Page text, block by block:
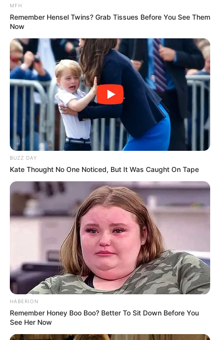
MFH
Remember Hensel Twins? Grab Tissues Before You See Them
Now
BUZZ DAY
Kate Thought No One Noticed, But It Was Caught On Tape
HABERION
Remember Honey Boo Boo? Better To Sit Down Before You
See Her Now